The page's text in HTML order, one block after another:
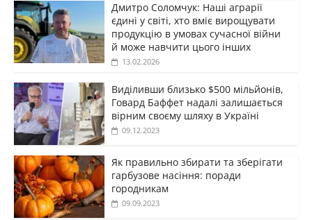
Дмитро Соломчук: Наші аграрії
єдині у світі, хто вміє вирощувати
продукцію в умовах сучасної війни
й може навчити цього інших
13.02.2026
Виділивши близько $500 мільйонів,
Говард Баффет надалі залишається
вірним своєму шляху в Україні
09.12.2023
Як правильно збирати та зберігати
гарбузове насіння: поради
городникам
09.09.2023